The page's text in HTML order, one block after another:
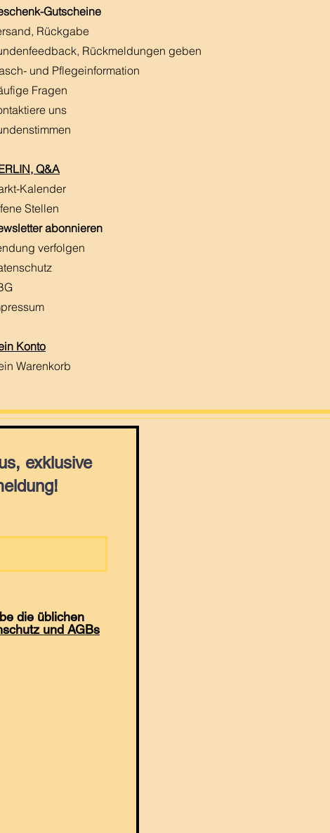
Gutscheine
Rückgabe
Rückmeldungen ​ geben
und Pflegeinformation
Fragen
uns
Q&A
Kalender
Stellen
abonnieren
verfolgen
Konto
Warenkorb
exklusive
die üblichen
und AGBs